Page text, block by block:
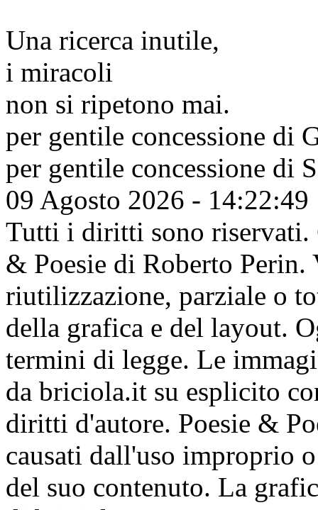
Una ricerca inutile,
i miracoli
non si ripetono mai.
per gentile concessione di
per gentile concessione di
09 Agosto 2026 - 14:22:49
Tutti i diritti sono riservati.
& Poesie di Roberto
riutilizzazione, parziale o
della grafica e del layout.
termini di legge. Le
da briciola.it su esplicito
diritti d'autore. Poesie &
causati dall'uso improprio
del suo contenuto. La